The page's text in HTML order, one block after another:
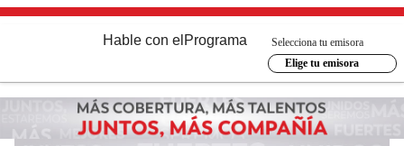
Hable con el Programa
Selecciona tu emisora
Elige tu emisora